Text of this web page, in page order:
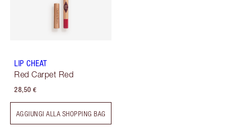
LIP CHEAT
Red Carpet Red
28,50 €
AGGIUNGI ALLA SHOPPING BAG